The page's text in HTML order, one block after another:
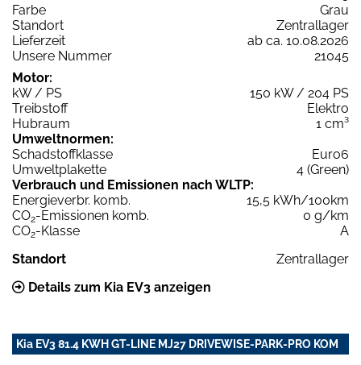
Farbe
Grau
Standort
Zentrallager
Lieferzeit
ab ca. 10.08.2026
Unsere Nummer
21045
Motor:
kW / PS
150 kW / 204 PS
Treibstoff
Elektro
Hubraum
1 cm³
Umweltnormen:
Schadstoffklasse
Euro6
Umweltplakette
4 (Green)
Verbrauch und Emissionen nach WLTP:
Energieverbr. komb.
15,5 kWh/100km
CO2-Emissionen komb.
0 g/km
CO2-Klasse
A
Standort
Zentrallager
Details zum Kia EV3 anzeigen
Kia EV3 81.4 KWH GT-LINE MJ27 DRIVEWISE-PARK-PRO KOM